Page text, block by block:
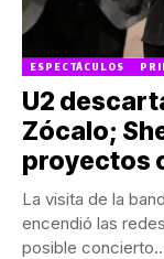
ESPECTÁCULOS
U2
Zócalo;
proyectos
La visita de la
encendió las
posible